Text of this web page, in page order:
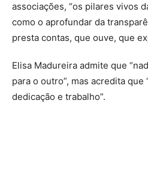
associações, “os pilares vivos
como o aprofundar da
presta contas, que ouve, que
Elisa Madureira admite que
para o outro”, mas acredita
dedicação e trabalho”.